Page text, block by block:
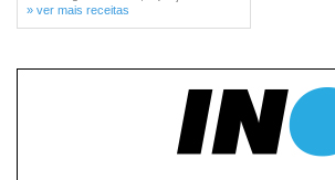
» ver mais receitas